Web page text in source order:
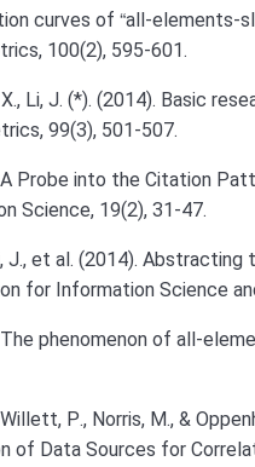
curves of “all-elements-
100(2), 595-601.
X., Li, J. (*). (2014). Basic
99(3), 501-507.
A Probe into the Citation
Science, 19(2), 31-47.
J., et al. (2014).
for Information Science
The phenomenon of all-
P., Norris, M., &
of Data Sources for